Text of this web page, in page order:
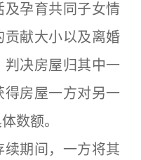
及孕育共同子女情
贡献大小以及离婚
判决房屋归其中一
得房屋一方对另一
数额。
期间，一方将其